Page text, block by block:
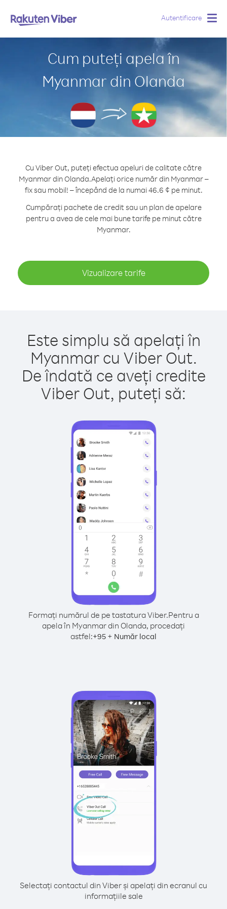
Autentificare
Cum puteți apela în
Myanmar din Olanda
Cu Viber Out, puteți efectua apeluri de calitate către
Myanmar din Olanda.Apelați orice număr din Myanmar –
fix sau mobil! – începând de la numai 46.6 ¢ pe minut.
Cumpărați pachete de credit sau un plan de apelare
pentru a avea de cele mai bune tarife pe minut către
Myanmar.
Vizualizare tarife
Este simplu să apelați în
Myanmar cu Viber Out.
De îndată ce aveți credite
Viber Out, puteți să:
Formați numărul de pe tastatura Viber.Pentru a
apela în Myanmar din Olanda, procedați
astfel:+95 + Număr local
Selectați contactul din Viber și apelați din ecranul cu
informațiile sale